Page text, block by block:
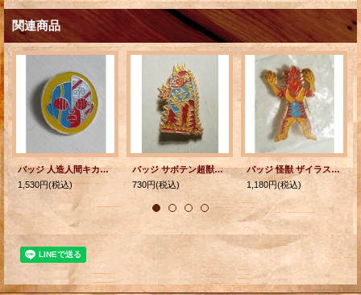
関連商品
バッジ 人造人間キカイダー 石森プロ東映NET 小学館 小学一年生
1,530円(税込)
バッジ サボテン超獣 サボテンダー （ウルトラマンA） 小学館 円谷プロ
730円(税込)
バッジ 怪獣 ザイラス （ミラーマン） 小学館 円谷プロ
1,180円(税込)